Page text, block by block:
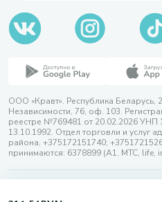
ООО «Кравт». Республика Беларусь,
Независимости, 76, оф. 103.
реестре №769481 от 20.02.2026 УНП
13.10.1992. Отдел торговли и услуг
района, +375172151740;
принимаются: 6378899 (А1, МТС, life,